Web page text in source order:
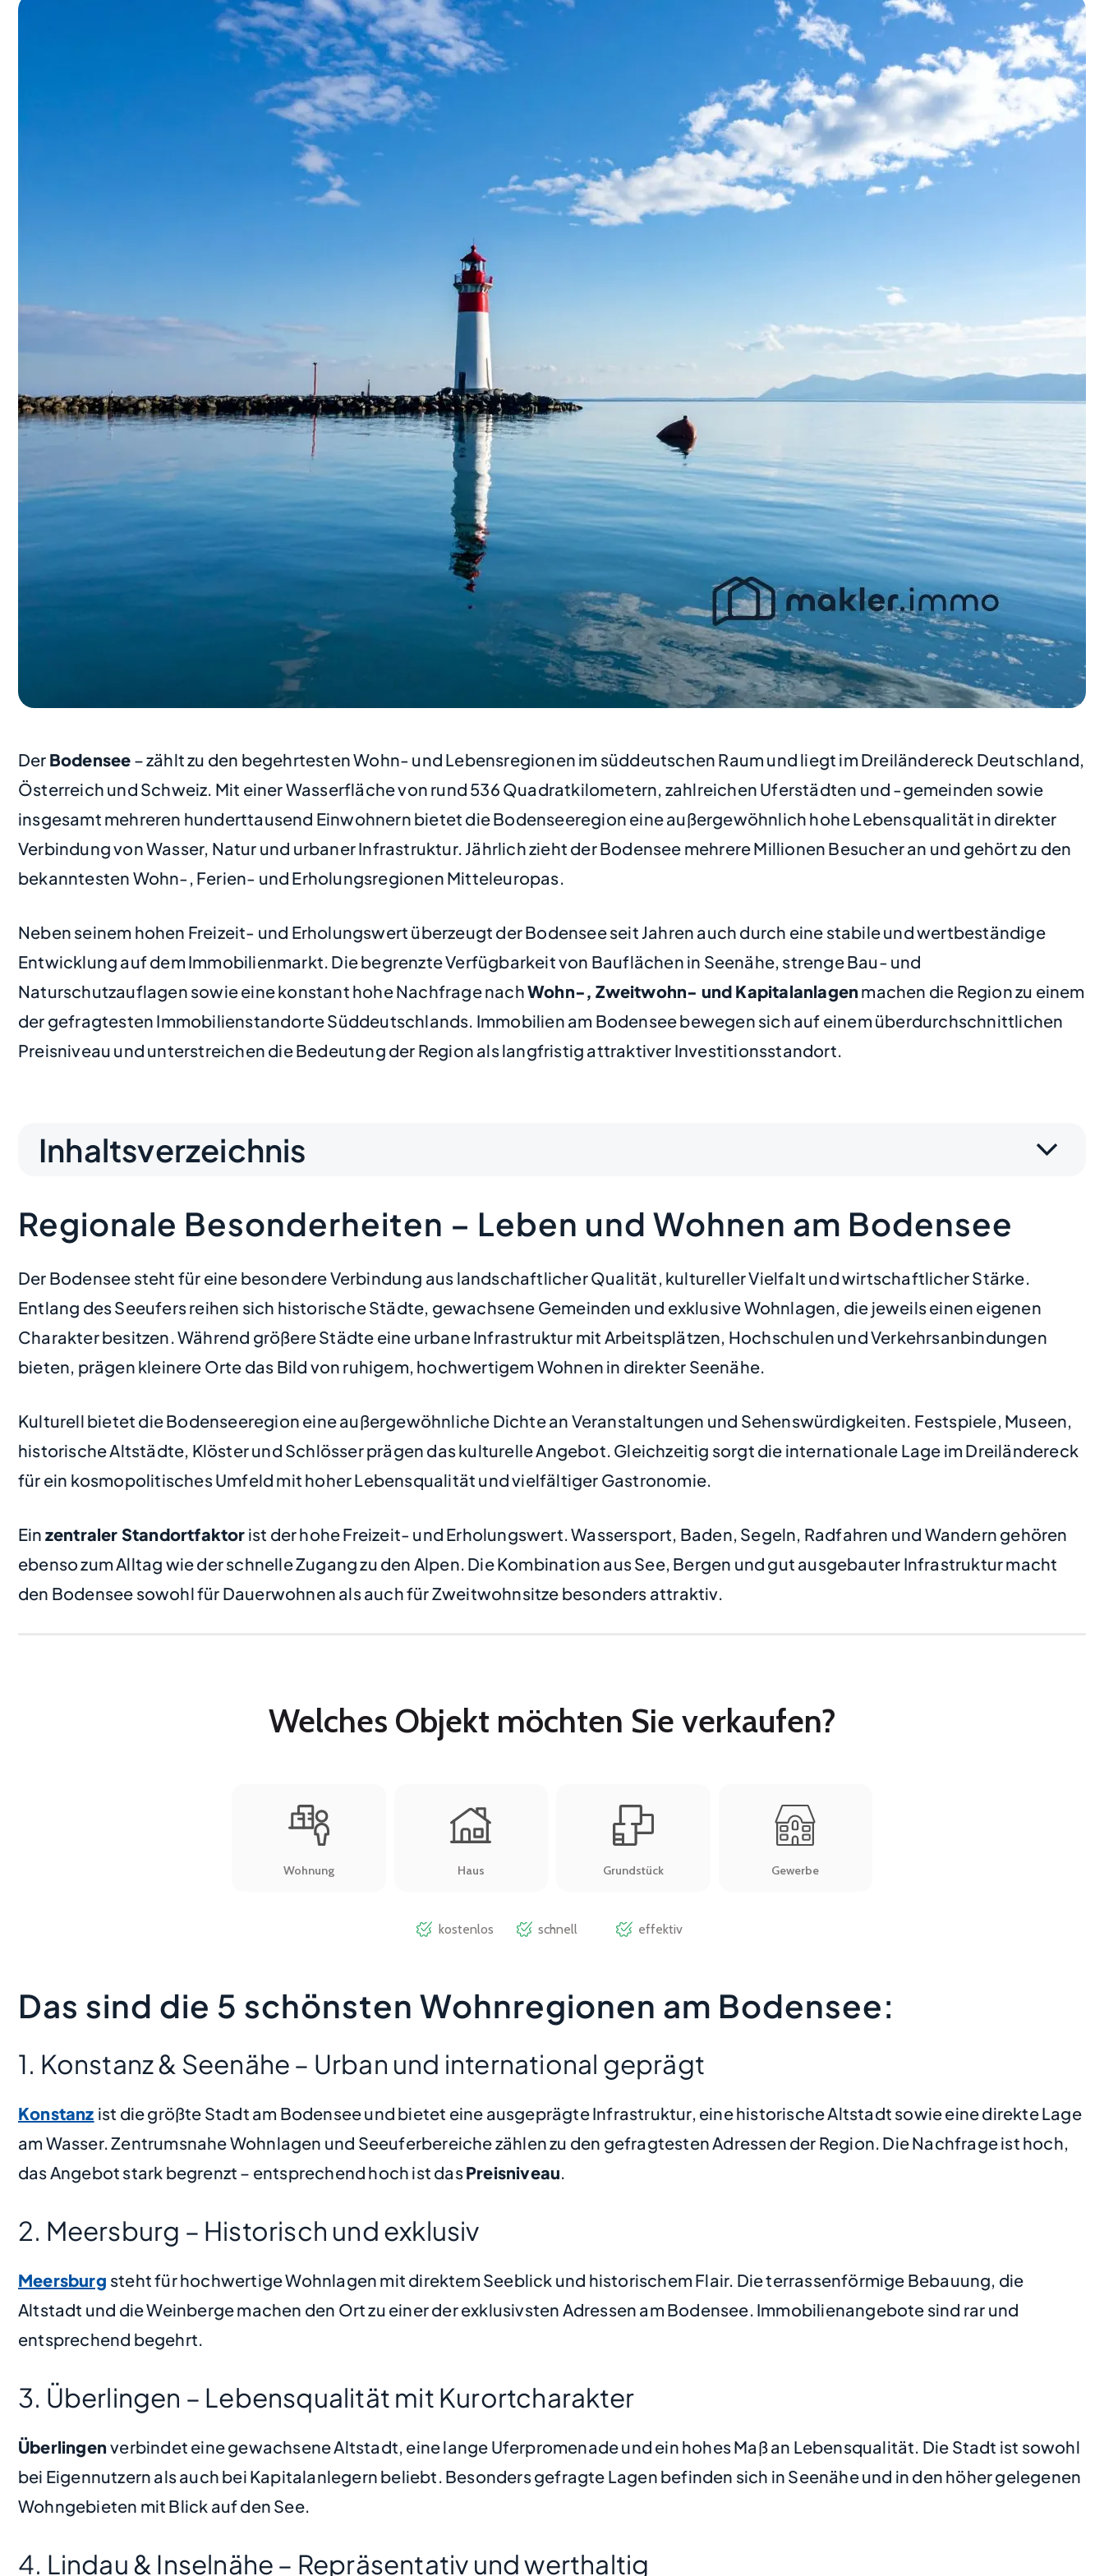
Der Bodensee – zählt zu den begehrtesten Wohn- und Lebensregionen im süddeutschen Raum und liegt im Dreiländereck Deutschland,
Österreich und Schweiz. Mit einer Wasserfläche von rund 536 Quadratkilometern, zahlreichen Uferstädten und -gemeinden sowie
insgesamt mehreren hunderttausend Einwohnern bietet die Bodenseeregion eine außergewöhnlich hohe Lebensqualität in direkter
Verbindung von Wasser, Natur und urbaner Infrastruktur. Jährlich zieht der Bodensee mehrere Millionen Besucher an und gehört zu den
bekanntesten Wohn-, Ferien- und Erholungsregionen Mitteleuropas.
Neben seinem hohen Freizeit- und Erholungswert überzeugt der Bodensee seit Jahren auch durch eine stabile und wertbeständige
Entwicklung auf dem Immobilienmarkt. Die begrenzte Verfügbarkeit von Bauflächen in Seenähe, strenge Bau- und
Naturschutzauflagen sowie eine konstant hohe Nachfrage nachWohn-, Zweitwohn- und Kapitalanlagen machen die Region zu einem
der gefragtesten Immobilienstandorte Süddeutschlands. Immobilien am Bodensee bewegen sich auf einem überdurchschnittlichen
Preisniveau und unterstreichen die Bedeutung der Region als langfristig attraktiver Investitionsstandort.
Inhaltsverzeichnis
Regionale Besonderheiten – Leben und Wohnen am Bodensee
Der Bodensee steht für eine besondere Verbindung aus landschaftlicher Qualität, kultureller Vielfalt und wirtschaftlicher Stärke.
Entlang des Seeufers reihen sich historische Städte, gewachsene Gemeinden und exklusive Wohnlagen, die jeweils einen eigenen
Charakter besitzen. Während größere Städte eine urbane Infrastruktur mit Arbeitsplätzen, Hochschulen und Verkehrsanbindungen
bieten, prägen kleinere Orte das Bild von ruhigem, hochwertigem Wohnen in direkter Seenähe.
Kulturell bietet die Bodenseeregion eine außergewöhnliche Dichte an Veranstaltungen und Sehenswürdigkeiten. Festspiele, Museen,
historische Altstädte, Klöster und Schlösser prägen das kulturelle Angebot. Gleichzeitig sorgt die internationale Lage im Dreiländereck
für ein kosmopolitisches Umfeld mit hoher Lebensqualität und vielfältiger Gastronomie.
Ein zentraler Standortfaktor ist der hohe Freizeit- und Erholungswert. Wassersport, Baden, Segeln, Radfahren und Wandern gehören
ebenso zum Alltag wie der schnelle Zugang zu den Alpen. Die Kombination aus See, Bergen und gut ausgebauter Infrastruktur macht
den Bodensee sowohl für Dauerwohnen als auch für Zweitwohnsitze besonders attraktiv.
Das sind die 5 schönsten Wohnregionen am Bodensee:
1. Konstanz & Seenähe – Urban und international geprägt
Konstanz ist die größte Stadt am Bodensee und bietet eine ausgeprägte Infrastruktur, eine historische Altstadt sowie eine direkte Lage
am Wasser. Zentrumsnahe Wohnlagen und Seeuferbereiche zählen zu den gefragtesten Adressen der Region. Die Nachfrage ist hoch,
das Angebot stark begrenzt – entsprechend hoch ist dasPreisniveau.
2. Meersburg – Historisch und exklusiv
Meersburg steht für hochwertige Wohnlagen mit direktem Seeblick und historischem Flair. Die terrassenförmige Bebauung, die
Altstadt und die Weinberge machen den Ort zu einer der exklusivsten Adressen am Bodensee. Immobilienangebote sind rar und
entsprechend begehrt.
3. Überlingen – Lebensqualität mit Kurortcharakter
Überlingenverbindet eine gewachsene Altstadt, eine lange Uferpromenade und ein hohes Maß an Lebensqualität. Die Stadt ist sowohl
bei Eigennutzern als auch bei Kapitalanlegern beliebt. Besonders gefragte Lagen befinden sich in Seenähe und in den höher gelegenen
Wohngebieten mit Blick auf den See.
4. Lindau & Inselnähe – Repräsentativ und werthaltig